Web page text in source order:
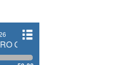
ANDREA VENDRAME, FILIPPO